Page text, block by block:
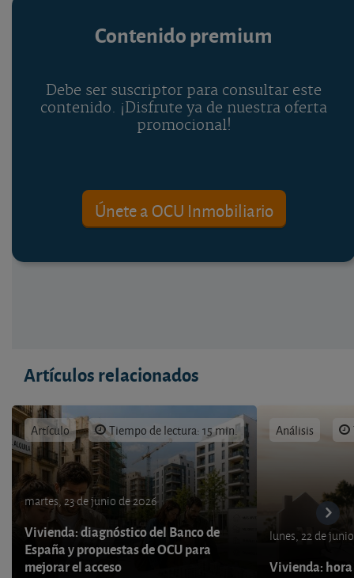
Contenido premium
Debe ser suscriptor para consultar este
contenido. ¡Disfrute ya de nuestra oferta
promocional!
Únete a OCU Inmobiliario
Artículos relacionados
Artículo Tiempo de lectura: 15 min.
martes, 23 de junio de 2026
Vivienda: diagnóstico del Banco de
España y propuestas de OCU para
mejorar el acceso
Análisis
lunes, 22 de
Vivienda: hora